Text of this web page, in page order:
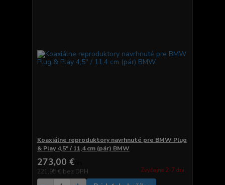
Koaxiálne reproduktory navrhnuté pre BMW Plug
& Play 4,5" / 11,4 cm (pár) BMW
273,00 €
221,95 € bez DPH Zvyčajne 2-7 dni.